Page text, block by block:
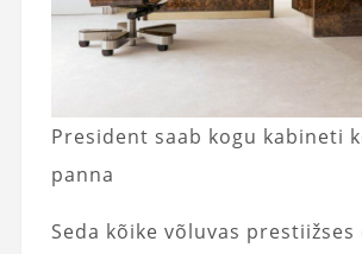
President saab kogu kabineti
panna
Seda kõike võluvas